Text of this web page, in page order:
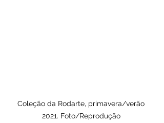
Coleção da Rodarte, primavera/verão
2021. Foto/Reprodução